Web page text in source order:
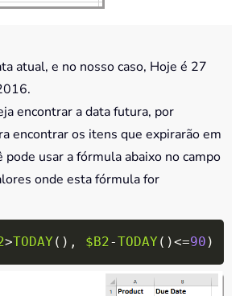
atual, e no nosso caso, Hoje é 27
.
encontrar a data futura, por
encontrar os itens que expirarão em
pode usar a fórmula abaixo no campo
onde esta fórmula for
>TODAY ( ) , $B2-TODAY ( )<=90 )
Copy